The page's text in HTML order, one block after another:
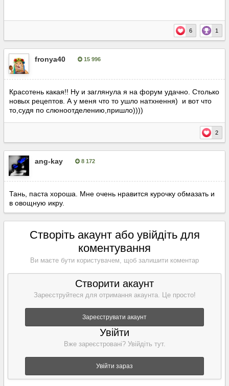
6 1
fronya40 15 996
Красотень какая!! Ну и заглянула я на форум удачно. Столько
новых рецептов. А у меня что то ушло натхнення) и вот что
то,судя по слюноотделению,пришло))))
2
ang-kay 8 172
Тань, паста хороша. Мне очень нравится курочку обмазать и
в овощную икру.
Створіть акаунт або увійдіть для
коментування
Ви маєте бути користувачем, щоб залишити коментар
Створити акаунт
Зареєструйтеся для отримання акаунта. Це просто!
Зареєструвати акаунт
Увійти
Вже зареєстровані? Увійдіть тут.
Увійти зараз